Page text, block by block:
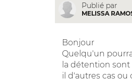
Publié par
MELISSA
Bonjour
Quelqu'un
la détention
il d'autres cas